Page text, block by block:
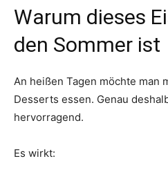
Warum dieses
den Sommer ist
An heißen Tagen möchte man
Desserts essen. Genau
hervorragend.
Es wirkt: